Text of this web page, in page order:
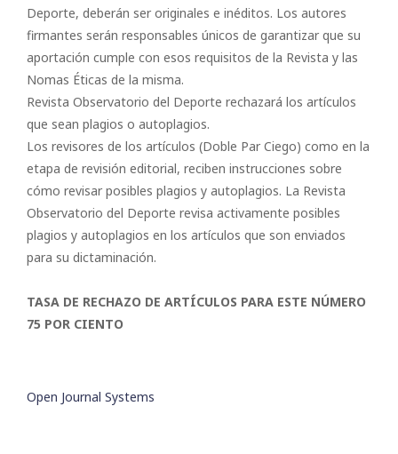
Deporte, deberán ser originales e inéditos. Los autores
firmantes serán responsables únicos de garantizar que su
aportación cumple con esos requisitos de la Revista y las
Nomas Éticas de la misma.
Revista Observatorio del Deporte rechazará los artículos
que sean plagios o autoplagios.
Los revisores de los artículos (Doble Par Ciego) como en la
etapa de revisión editorial, reciben instrucciones sobre
cómo revisar posibles plagios y autoplagios. La Revista
Observatorio del Deporte revisa activamente posibles
plagios y autoplagios en los artículos que son enviados
para su dictaminación.
TASA DE RECHAZO DE ARTÍCULOS PARA ESTE NÚMERO
75 POR CIENTO
Open Journal Systems